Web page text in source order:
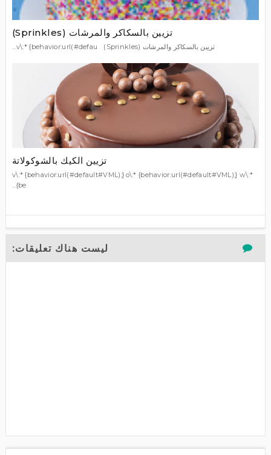
تزيين بالسكاكر والمرشات (Sprinkles)
تزيين بالسكاكر والمرشات (Sprinkles) v\:* {behavior:url(#defau...
تزيين الكيك بالشوكولاتة
v\:* {behavior:url(#default#VML);} o\:* {behavior:url(#default#VML);} w\:*
{be...
ليست هناك تعليقات: